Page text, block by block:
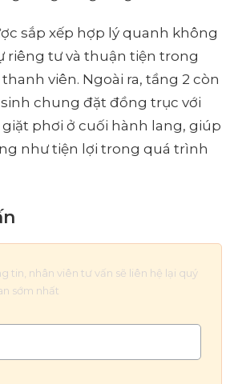
sắp xếp hợp lý quanh không
riêng tư và thuận tiện trong
viên. Ngoài ra, tầng 2 còn
chung đặt đồng trục với
giặt phơi ở cuối hành lang, giúp
như tiện lợi trong quá trình
tin, nhân viên tư vấn sẽ liên hệ lại quý
sớm nhất